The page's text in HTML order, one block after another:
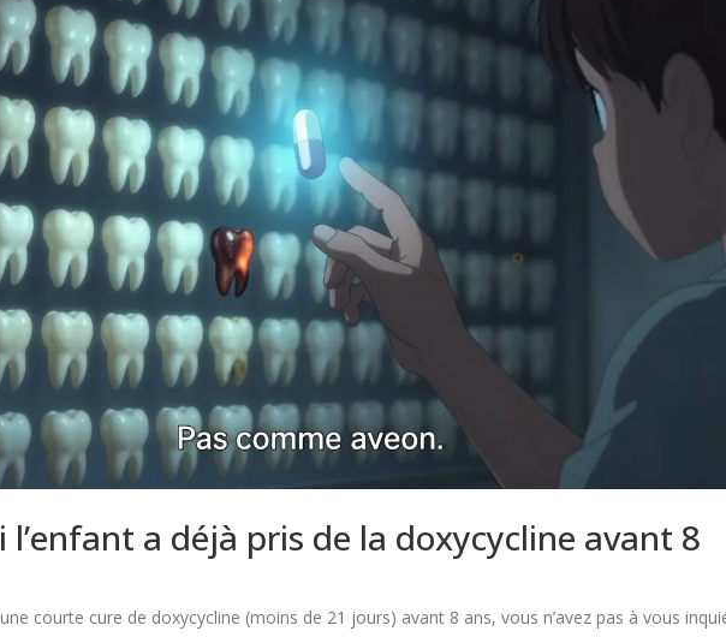
l’enfant a déjà pris de la doxycycline avant 8
courte cure de doxycycline (moins de 21 jours) avant 8 ans, vous n’avez pas à vous